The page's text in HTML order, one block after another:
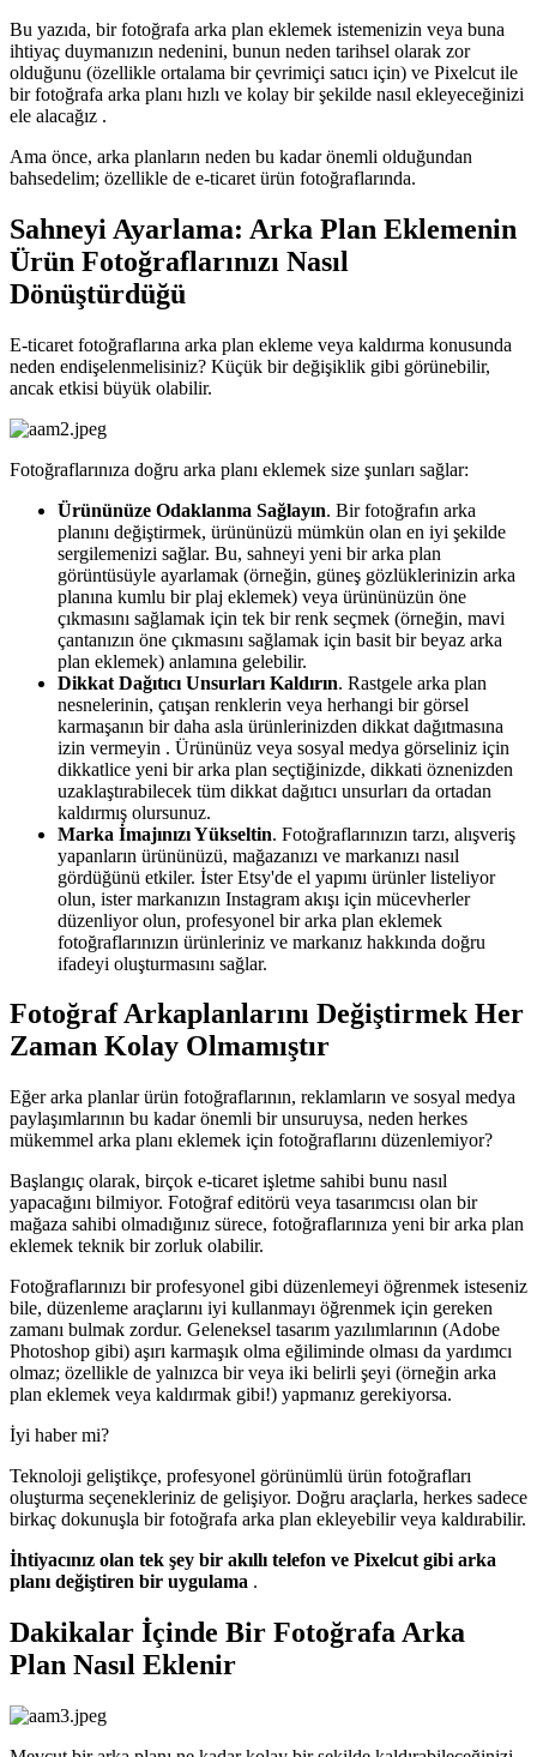
Bu yazıda, bir fotoğrafa arka plan eklemek istemenizin veya buna
ihtiyaç duymanızın nedenini, bunun neden tarihsel olarak zor
olduğunu (özellikle ortalama bir çevrimiçi satıcı için) ve Pixelcut ile
bir fotoğrafa arka planı hızlı ve kolay bir şekilde nasıl ekleyeceğinizi
ele alacağız .
Ama önce, arka planların neden bu kadar önemli olduğundan
bahsedelim; özellikle de e-ticaret ürün fotoğraflarında.
Sahneyi Ayarlama: Arka Plan Eklemenin
Ürün Fotoğraflarınızı Nasıl
Dönüştürdüğü
E-ticaret fotoğraflarına arka plan ekleme veya kaldırma konusunda
neden endişelenmelisiniz? Küçük bir değişiklik gibi görünebilir,
ancak etkisi büyük olabilir.
Fotoğraflarınıza doğru arka planı eklemek size şunları sağlar:
Ürününüze Odaklanma Sağlayın. Bir fotoğrafın arka
planını değiştirmek, ürününüzü mümkün olan en iyi şekilde
sergilemenizi sağlar. Bu, sahneyi yeni bir arka plan
görüntüsüyle ayarlamak (örneğin, güneş gözlüklerinizin arka
planına kumlu bir plaj eklemek) veya ürününüzün öne
çıkmasını sağlamak için tek bir renk seçmek (örneğin, mavi
çantanızın öne çıkmasını sağlamak için basit bir beyaz arka
plan eklemek) anlamına gelebilir.
Dikkat Dağıtıcı Unsurları Kaldırın. Rastgele arka plan
nesnelerinin, çatışan renklerin veya herhangi bir görsel
karmaşanın bir daha asla ürünlerinizden dikkat dağıtmasına
izin vermeyin . Ürününüz veya sosyal medya görseliniz için
dikkatlice yeni bir arka plan seçtiğinizde, dikkati öznenizden
uzaklaştırabilecek tüm dikkat dağıtıcı unsurları da ortadan
kaldırmış olursunuz.
Marka İmajınızı Yükseltin. Fotoğraflarınızın tarzı, alışveriş
yapanların ürününüzü, mağazanızı ve markanızı nasıl
gördüğünü etkiler. İster Etsy'de el yapımı ürünler listeliyor
olun, ister markanızın Instagram akışı için mücevherler
düzenliyor olun, profesyonel bir arka plan eklemek
fotoğraflarınızın ürünleriniz ve markanız hakkında doğru
ifadeyi oluşturmasını sağlar.
Fotoğraf Arkaplanlarını Değiştirmek Her
Zaman Kolay Olmamıştır
Eğer arka planlar ürün fotoğraflarının, reklamların ve sosyal medya
paylaşımlarının bu kadar önemli bir unsuruysa, neden herkes
mükemmel arka planı eklemek için fotoğraflarını düzenlemiyor?
Başlangıç ​​olarak, birçok e-ticaret işletme sahibi bunu nasıl
yapacağını bilmiyor. Fotoğraf editörü veya tasarımcısı olan bir
mağaza sahibi olmadığınız sürece, fotoğraflarınıza yeni bir arka plan
eklemek teknik bir zorluk olabilir.
Fotoğraflarınızı bir profesyonel gibi düzenlemeyi öğrenmek isteseniz
bile, düzenleme araçlarını iyi kullanmayı öğrenmek için gereken
zamanı bulmak zordur. Geleneksel tasarım yazılımlarının (Adobe
Photoshop gibi) aşırı karmaşık olma eğiliminde olması da yardımcı
olmaz; özellikle de yalnızca bir veya iki belirli şeyi (örneğin arka
plan eklemek veya kaldırmak gibi!) yapmanız gerekiyorsa.
İyi haber mi?
Teknoloji geliştikçe, profesyonel görünümlü ürün fotoğrafları
oluşturma seçenekleriniz de gelişiyor. Doğru araçlarla, herkes sadece
birkaç dokunuşla bir fotoğrafa arka plan ekleyebilir veya kaldırabilir.
İhtiyacınız olan tek şey bir akıllı telefon ve Pixelcut gibi arka
planı değiştiren bir uygulama .
Dakikalar İçinde Bir Fotoğrafa Arka
Plan Nasıl Eklenir